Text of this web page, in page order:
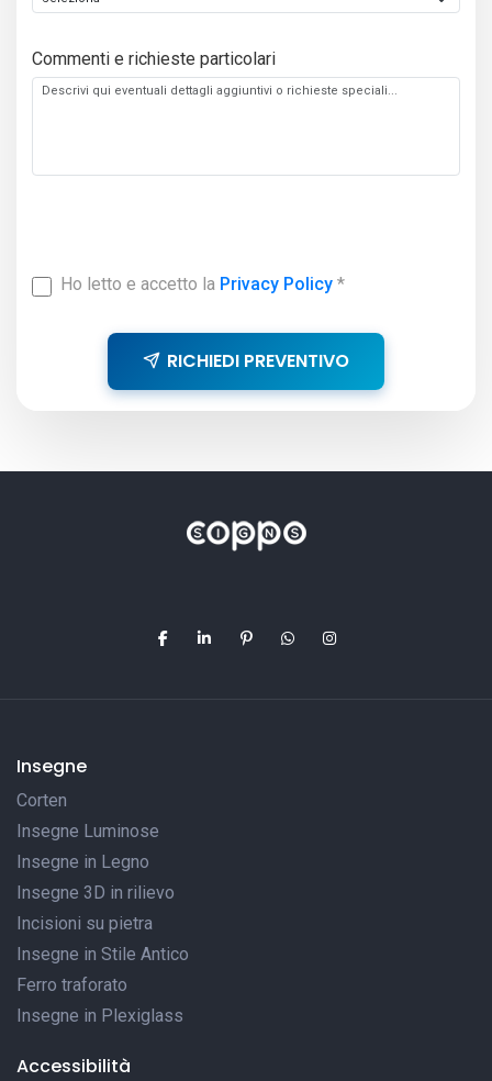
Commenti e richieste particolari
Ho letto e accetto la Privacy Policy*
RICHIEDI PREVENTIVO
Insegne
Corten
Insegne Luminose
Insegne in Legno
Insegne 3D in rilievo
Incisioni su pietra
Insegne in Stile Antico
Ferro traforato
Insegne in Plexiglass
Accessibilità